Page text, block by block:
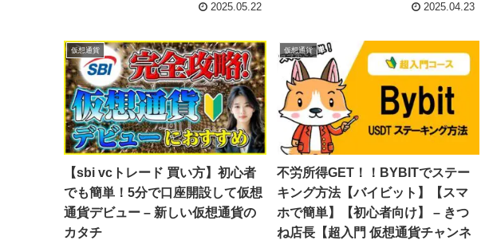
2025.05.22 2025.04.23
仮想通貨
【sbi vcトレード 買い方】初心者
でも簡単！5分で口座開設して仮想
通貨デビュー – 新しい仮想通貨の
カタチ
仮想通貨
不労所得GET！！BYBITでステー
キング方法【バイビット】【スマ
ホで簡単】【初心者向け】 – きつ
ね店長【超入門 仮想通貨チャンネ